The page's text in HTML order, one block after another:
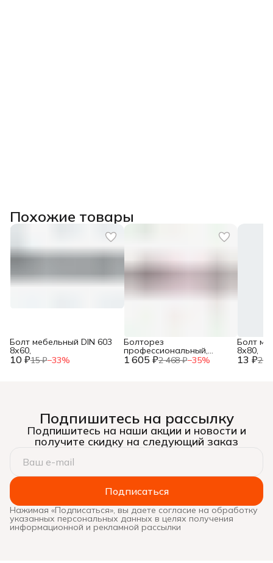
Похожие товары
10 ₽15 ₽−33%
Болт мебельный DIN 603
8х60,
1 605 ₽2 468 ₽−35%
Болторез
профессиональный,
губки из 13 ₽20
Болт
8х80,
Подпишитесь на рассылку
Подпишитесь на наши акции и новости и
получите скидку на следующий заказ
Подписаться
Нажимая «Подписаться», вы даете согласие на обработку
указанных персональных данных в целях получения
информационной и рекламной рассылки